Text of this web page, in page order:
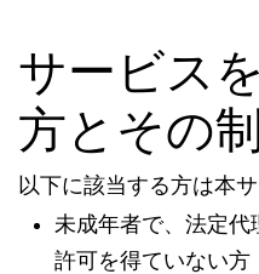
サービス
方とその
以下に該当する方は本
未成年者で、法定
許可を得ていない方